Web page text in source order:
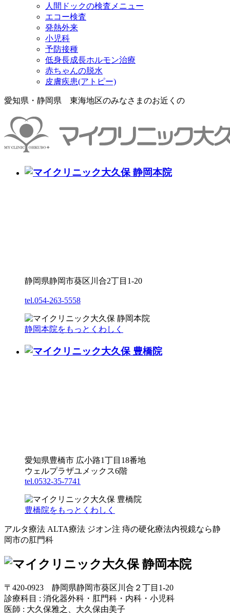
人間ドックの検査メニュー
エコー検査
発熱外来
小児科
予防接種
低身長成長ホルモン治療
赤ちゃんの脱水
皮膚疾患(アトピー)
愛知県・静岡県 東海地区のみなさまのお近くの
静岡県静岡市葵区川合2丁目1-20
tel.054-263-5558
静岡本院をもっとくわしく
愛知県豊橋市 広小路1丁目18番地
ウェルプラザユメックス6階
tel.0532-35-7741
豊橋院をもっとくわしく
アルタ療法 ALTA療法 ジオン注 痔の硬化療法内視鏡なら静
岡市の肛門科
〒420-0923 静岡県静岡市葵区川合２丁目1-20
診療科目 : 消化器外科・肛門科・内科・小児科
医師 : 大久保雅之、大久保由美子